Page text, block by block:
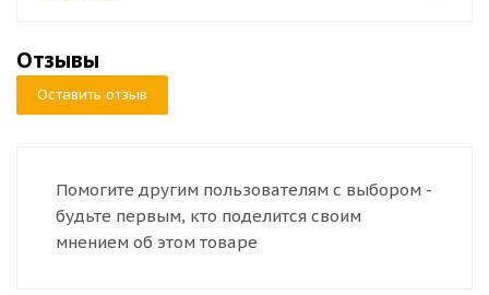
Отзывы
Оставить отзыв
Помогите другим пользователям с выбором -
будьте первым, кто поделится своим
мнением об этом товаре